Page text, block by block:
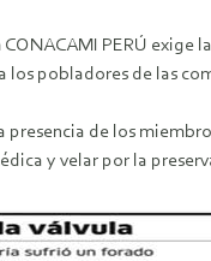
CONACAMI PERÚ
los pobladores de las
presencia de los
y velar por la